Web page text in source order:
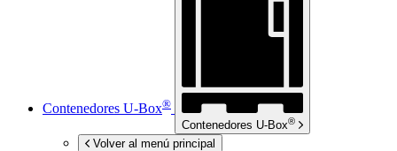
Contenedores U-Box®
Contenedores U-Box®
Volver al menú principal